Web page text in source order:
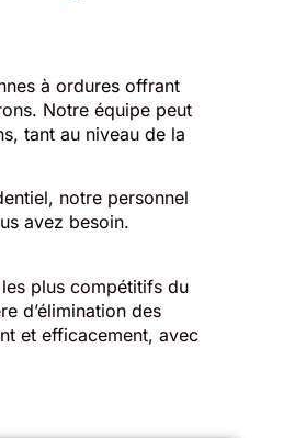
à ordures offrant
Notre équipe peut
tant au niveau de la
notre personnel
avez besoin.
plus compétitifs du
d’élimination des
et efficacement, avec